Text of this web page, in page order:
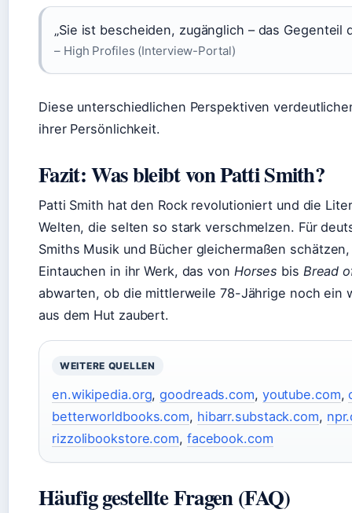
„Sie ist bescheiden, zugänglich – das Gegenteil
– High Profiles (Interview-Portal)
Diese unterschiedlichen Perspektiven
ihrer Persönlichkeit.
Fazit: Was bleibt von Patti Smith?
Patti Smith hat den Rock revolutioniert und die
Welten, die selten so stark verschmelzen. Für
Smiths Musik und Bücher gleichermaßen
Eintauchen in ihr Werk, das von Horses bis Bread
abwarten, ob die mittlerweile 78-Jährige noch ein
aus dem Hut zaubert.
WEITERE QUELLEN
en.wikipedia.org,goodreads.com, youtube.com,
betterworldbooks.com, hibarr.substack.com,
rizzolibookstore.com, facebook.com
Häufig gestellte Fragen (FAQ)